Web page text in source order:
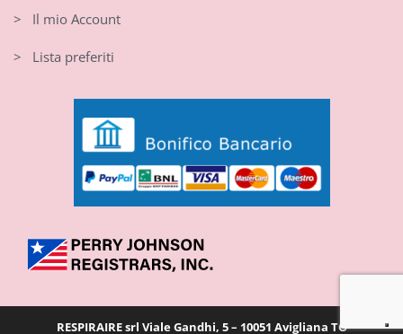
> Il mio Account
> Lista preferiti
RESPIRAIRE srl Viale Gandhi, 5 – 10051 Avigliana TO